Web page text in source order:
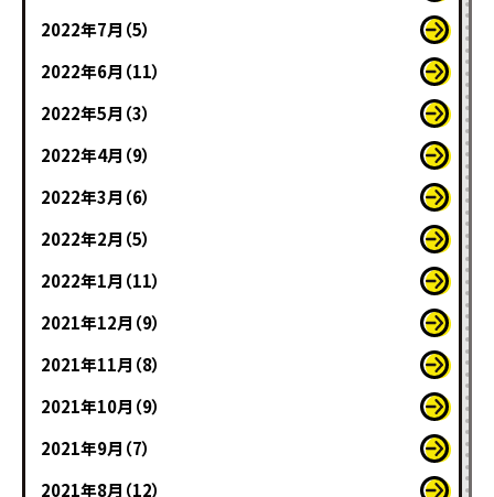
2022年7月（5）
2022年6月（11）
2022年5月（3）
2022年4月（9）
2022年3月（6）
2022年2月（5）
2022年1月（11）
2021年12月（9）
2021年11月（8）
2021年10月（9）
2021年9月（7）
2021年8月（12）